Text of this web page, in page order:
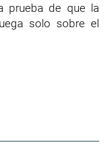
prueba de que la
solo sobre el